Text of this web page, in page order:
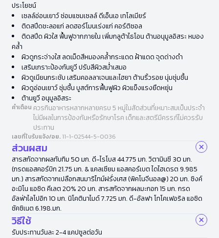
ประโยชน์
เซลล์อ่อนเยาว์ ซ่อมแซมเซลล์ ดีเอ็นเอ เทโลเมียร์
ติดสปีดชะลอแก่ ลดฮอร์โมนเร่งแก่ คอร์ติซอล
ติดสปีด ผิวใส ฟื้นฟูจากภายใน เพิ่มกลูต้าไธโอน ต้านอนุมูลอิสระ หมอง
คล้ำ
ผิวดูกระจ่างใส ลดเม็ดสีหมองคล้ำกระแดด ฝ้าแดด จุดด่างดำ
เสริมเกราะป้องกันยูวี ปรับสีผิวสม่ำเสมอ
ผิวดูเนียนกระชับ เสริมคอลลาเจนและไฮยา ต้านริ้วรอย นุ่มชุ่มชื้น
ผิวดูอ่อนเยาว์ ชุ่มชื้น บูสต์การฟื้นฟูผิว ผิวแข็งแรงยืดหยุ่น
ต้านยูวี อนุมูลอิสระ
คำเตือน ควรกินอาหารหลากหลายครบ 5 หมู่ในสัดส่วนที่เหมาะสมเป็นประจำ
ไม่มีผลในการป้องกันหรือรักษาโรค เด็กและสตรีมีครรภ์ไม่ควรรับ
ประทาน
เลขที่ใบรับแจ้ง/อย. 11-1-02544-5-0036
ส่วนผสม
สารสกัดจากผลทับทิม 50 มก. ดี-ไรโบส 44.775 มก. วิตามินซี 30 มก.
(กรดแอสคอร์บิก 21.75 มก. & แคลเซียม แอสคอร์เบต ไดไฮเดรต 9.985
มก.) สารสกัดจากเปลือกสนมาริไทม์ฝรั่งเศส (พิคโนจีนอล@) 20 มก. ซิงค์
อะมิโน แอซิด คีเลต 20% 20 มก. สารสกัดจากผลมะกอก 15 มก. กรด
อัลฟ่าไลโปอิก 10 มก. นิโคตินาไมด์ 7.725 มก. ดี-อัลฟา โทโคเฟอริล แอซิด
ซัคซิเนต 6.198.มก.
วิธีใช้
รับประทานวันละ 2-4 แคปซูลต่อวัน